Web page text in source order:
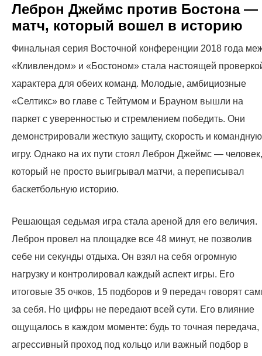
Леброн Джеймс против Бостона —
матч, который вошел в историю
Финальная серия Восточной конференции 2018 года
«Кливлендом» и «Бостоном» стала настоящей
характера для обеих команд. Молодые, амбициозные
«Селтикс» во главе с Тейтумом и Брауном вышли на
паркет с уверенностью и стремлением победить. Они
демонстрировали жесткую защиту, скорость и командную
игру. Однако на их пути стоял Леброн Джеймс — человек,
который не просто выигрывал матчи, а переписывал
баскетбольную историю.
Решающая седьмая игра стала ареной для его величия.
Леброн провел на площадке все 48 минут, не позволив
себе ни секунды отдыха. Он взял на себя огромную
нагрузку и контролировал каждый аспект игры. Его
итоговые 35 очков, 15 подборов и 9 передач говорят
за себя. Но цифры не передают всей сути. Его влияние
ощущалось в каждом моменте: будь то точная передача,
агрессивный проход под кольцо или важный подбор в